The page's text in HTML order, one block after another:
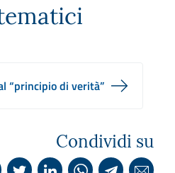
“principio di verità”
Condividi su